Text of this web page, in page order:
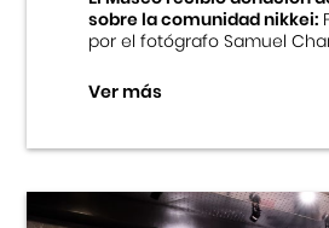
Teatro Peruano Japonés
sobre la comunidad nikkei:
por el fotógrafo Samuel
Ver más